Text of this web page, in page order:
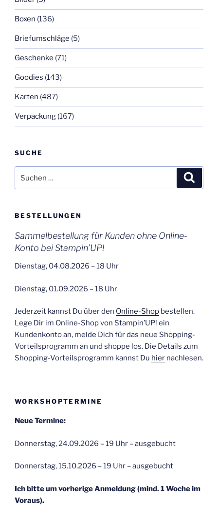
Boxen (136)
Briefumschläge (5)
Geschenke (71)
Goodies (143)
Karten (487)
Verpackung (167)
SUCHE
nach:
BESTELLUNGEN
Sammelbestellung für Kunden ohne Online-
Konto bei Stampin’UP!
Dienstag, 04.08.2026 – 18 Uhr
Dienstag, 01.09.2026 – 18 Uhr
Jederzeit kannst Du über den Online-Shop bestellen.
Lege Dir im Online-Shop von Stampin’UP! ein
Kundenkonto an, melde Dich für das neue Shopping-
Vorteilsprogramm an und shoppe los. Die Details zum
Shopping-Vorteilsprogramm kannst Du hier nachlesen.
WORKSHOPTERMINE
Neue Termine:
Donnerstag, 24.09.2026 – 19 Uhr – ausgebucht
Donnerstag, 15.10.2026 – 19 Uhr – ausgebucht
Ich bitte um vorherige Anmeldung (mind. 1 Woche im
Voraus).